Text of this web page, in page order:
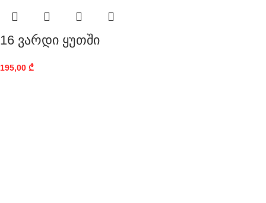
16 ვარდი ყუთში
195,00 ₾